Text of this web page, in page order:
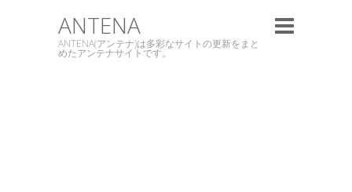
ANTENA
ANTENA(アンテナ)は多彩なサイトの更新をまと
めたアンテナサイトです。